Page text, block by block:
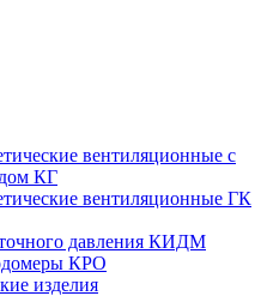
вентиляционные с
КГ
вентиляционные ГК
давления КИДМ
КРО
изделия